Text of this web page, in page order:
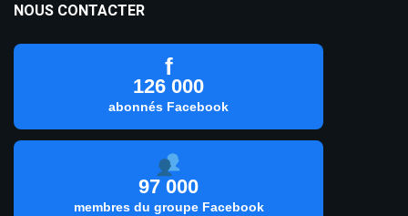
NOUS CONTACTER
f
126 000
abonnés Facebook
97 000
membres du groupe Facebook